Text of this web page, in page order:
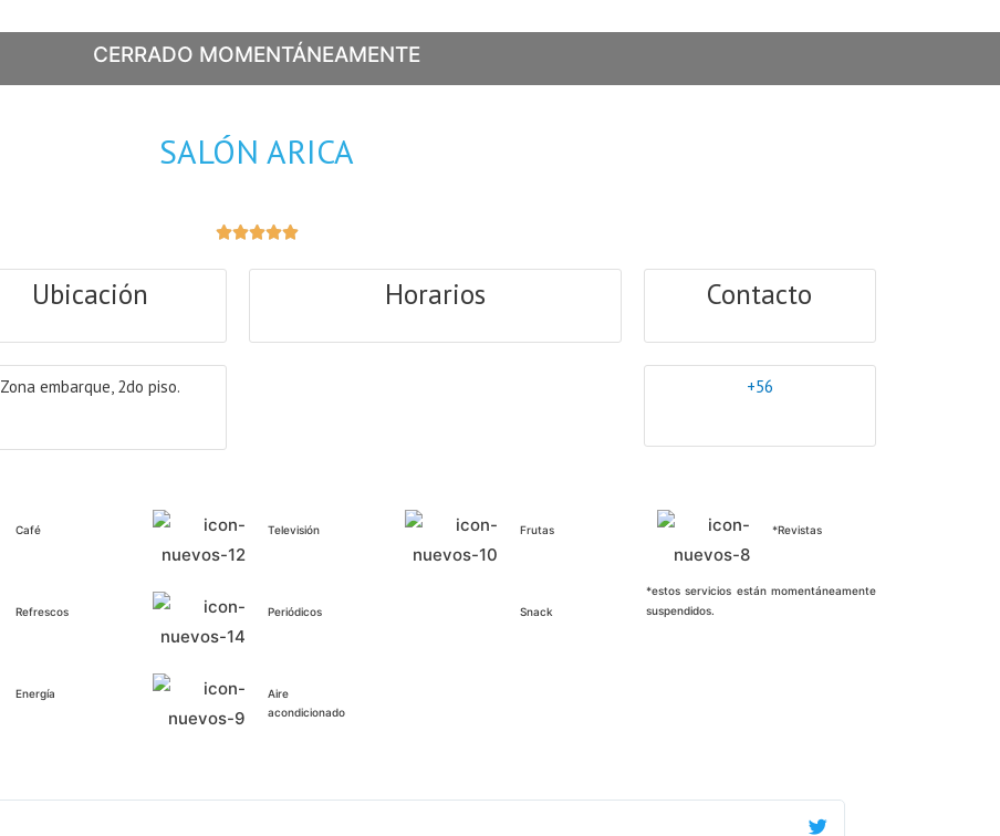
CERRADO MOMENTÁNEAMENTE
SALÓN ARICA

Ubicación
Zona embarque, 2do piso.
Horarios Contacto
+56
Café
Refrescos
Energía
Televisión
Periódicos
Aire
acondicionado
Frutas
Snack
*Revistas
*estos servicios están momentáneamente
suspendidos.